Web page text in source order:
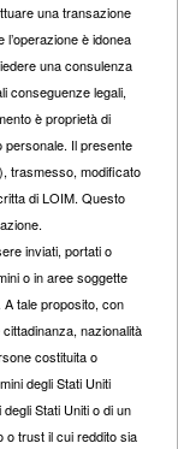
una transazione
è idonea
una consulenza
conseguenze legali,
è proprietà di
personale. Il presente
trasmesso, modificato
di LOIM. Questo
inviati, portati o
o in aree soggette
tale proposito, con
cittadinanza, nazionalità
costituita o
degli Stati Uniti
Stati Uniti o di un
o trust il cui reddito sia